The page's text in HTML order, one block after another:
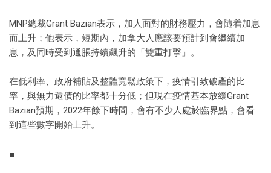
MNP總裁Grant Bazian表示，加人面對的財務壓力，會隨着加息
而上升；他表示，短期內，加拿大人應該要預計到會繼續加
息，及同時受到通脹持續飆升的「雙重打擊」。
在低利率、政府補貼及整體寬鬆政策下，疫情引致破產的比
率，與無力還債的比率都十分低；但現在疫情基本放緩Grant
Bazian預期，2022年餘下時間，會有不少人處於臨界點，會看
到這些數字開始上升。
■